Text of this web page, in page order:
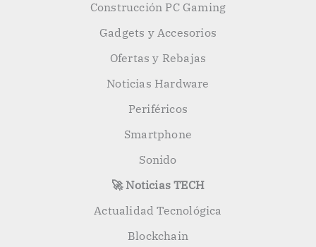
Construcción PC Gaming
Gadgets y Accesorios
Ofertas y Rebajas
Noticias Hardware
Periféricos
Smartphone
Sonido
🚀 Noticias TECH
Actualidad Tecnológica
Blockchain